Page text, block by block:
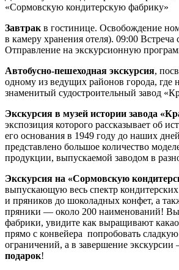
«Сормовскую кондитерскую фабрику»
Завтрак в гостинице. Освобождение
в камеру хранения отеля). 09:00 Встреча
Отправление на экскурсионную
Автобусно-пешеходная экскурсия,
одному из ведущих районов города, где
знаменитый судостроительный завод
Экскурсия в музей истории завода
экспозиция которого рассказывает об
его основания в 1949 году до наших
представлено большое количество
продукции, выпускаемой заводом в
Экскурсия на «Сормовскую
выпускающую весь спектр
и пряников до шоколадных конфет, а
пряники — около 200 наименований! Вы
фабрики, увидите как выращивают
прямо с конвейера попробовать
ограничений, а в завершение
подарок!